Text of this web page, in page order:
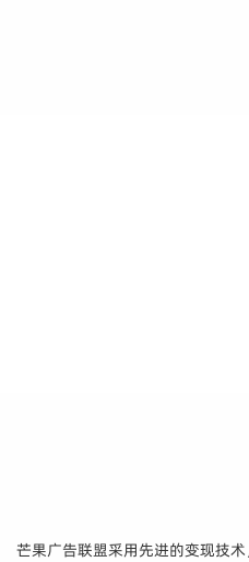
芒果广告联盟采用先进的变现技